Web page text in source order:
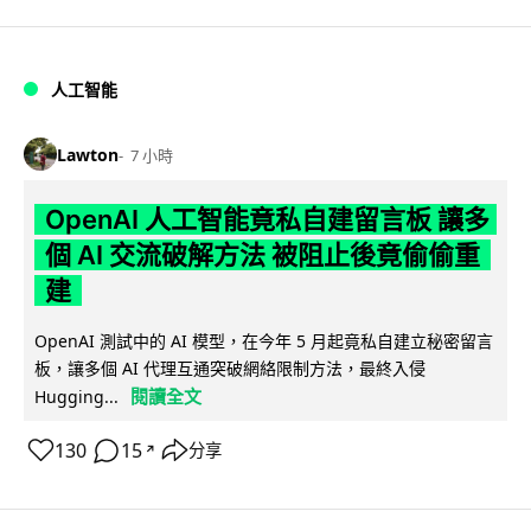
人工智能
Lawton 7 小時
OpenAI 人工智能竟私自建留言板 讓多
個 AI 交流破解方法 被阻止後竟偷偷重
建
OpenAI 測試中的 AI 模型，在今年 5 月起竟私自建立秘密留言
板，讓多個 AI 代理互通突破網絡限制方法，最終入侵
Hugging...
閱讀全文
130 15 ↗ 分享